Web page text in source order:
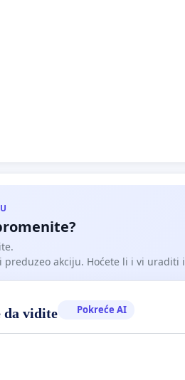
akciju. Hoćete li i vi uraditi
da vidite Pokreće AI